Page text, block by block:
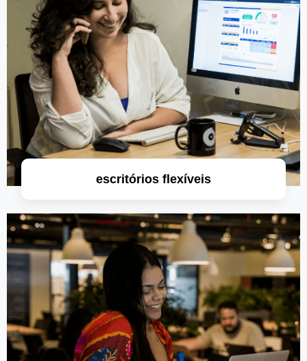
escritórios flexíveis
saiba mais